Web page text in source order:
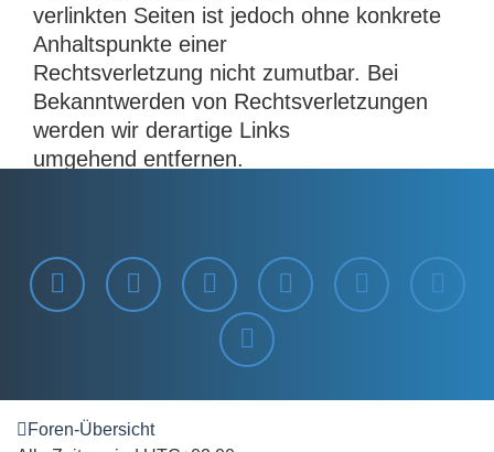
verlinkten Seiten ist jedoch ohne konkrete
Anhaltspunkte einer
Rechtsverletzung nicht zumutbar. Bei
Bekanntwerden von Rechtsverletzungen
werden wir derartige Links
umgehend entfernen.
Foren-Übersicht